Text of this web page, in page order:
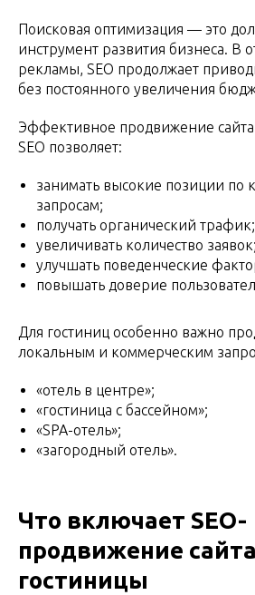
Поисковая оптимизация — это
инструмент развития бизнеса. В
рекламы, SEO продолжает
без постоянного увеличения
Эффективное продвижение
SEO позволяет:
занимать высокие позиции по
запросам;
получать органический трафик;
увеличивать количество заявок;
улучшать поведенческие
повышать доверие
Для гостиниц особенно важно
локальным и коммерческим
«отель в центре»;
«гостиница с бассейном»;
«SPA-отель»;
«загородный отель».
Что включает SEO-
продвижение сайта
гостиницы